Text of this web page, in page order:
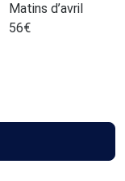
Matins d’avril
56€